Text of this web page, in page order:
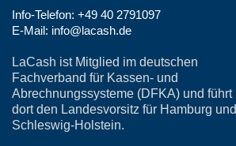
Info-Telefon: +49 40 2791097
E-Mail: info@lacash.de
LaCash ist Mitglied im deutschen
Fachverband für Kassen- und
Abrechnungssysteme (DFKA) und führt
dort den Landesvorsitz für Hamburg und
Schleswig-Holstein.